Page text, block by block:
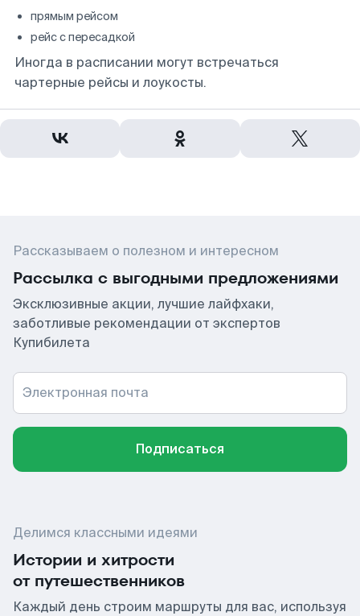
прямым рейсом
рейс с пересадкой
Иногда в расписании могут встречаться
чартерные рейсы и лоукосты.
Рассказываем о полезном и интересном
Рассылка с выгодными предложениями
Эксклюзивные акции, лучшие лайфхаки,
заботливые рекомендации от экспертов
Купибилета
Электронная почта
Подписаться
Делимся классными идеями
Истории и хитрости
от путешественников
Каждый день строим маршруты для вас, используя